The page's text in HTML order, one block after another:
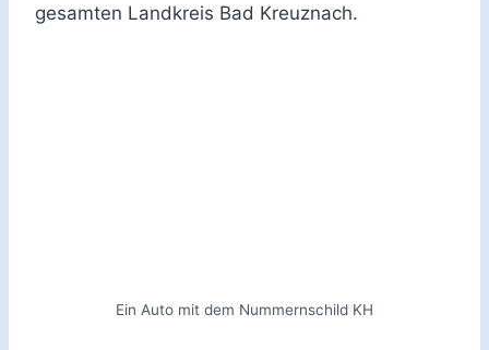
gesamten Landkreis Bad Kreuznach.
Ein Auto mit dem Nummernschild KH